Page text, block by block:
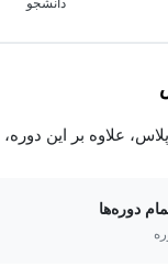
دانشجو
دوره، به بیش از ۴،۰۰۰ دوره دیگر
دوره‌ها